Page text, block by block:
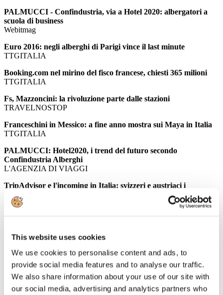
This website uses cookies
We use cookies to personalise content and ads, to
provide social media features and to analyse our traffic.
We also share information about your use of our site with
our social media, advertising and analytics partners who
PALMUCCI - Confindustria, via a Hotel 2020: albergatori a
scuola di business
Webitmag
Euro 2016: negli alberghi di Parigi vince il last minute
TTGITALIA
Booking.com nel mirino del fisco francese, chiesti 365 milioni
TTGITALIA
Fs, Mazzoncini: la rivoluzione parte dalle stazioni
TRAVELNOSTOP
Franceschini in Messico: a fine anno mostra sui Maya in Italia
TTGITALIA
PALMUCCI: Hotel2020, i trend del futuro secondo
Confindustria Alberghi
L'AGENZIA DI VIAGGI
TripAdvisor e l'incoming in Italia: svizzeri e austriaci i
principali fan del Belpaese
ITALIAN VENUE
EVENT REPORT
Roma perde appeal: in 10 anni 700mila presenze turistiche in
meno, a Milano il primato della crescita
EVENT REPORT
Italia primo paese per aziende del lusso: 29 i brand italiani fra i